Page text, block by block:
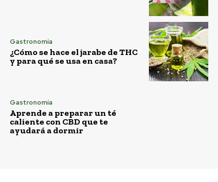
Gastronomía
¿Cómo se hace el jarabe de THC
y para qué se usa en casa?
Gastronomía
Aprende a preparar un té
caliente con CBD que te
ayudará a dormir